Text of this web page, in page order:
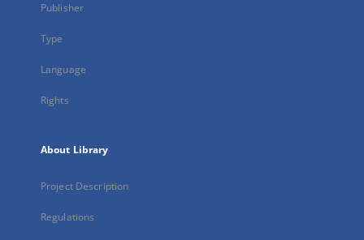
Publisher
Type
Language
Rights
About Library
Project Description
Regulations